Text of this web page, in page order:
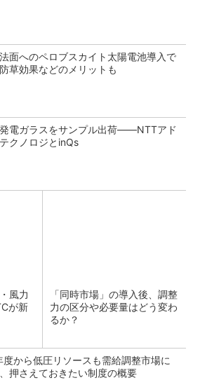
面へのペロブスカイト太陽電池導入で
草効果などのメリットも
電ガラスをサンプル出荷――NTTアド
クノロジとinQs
風力
が新
「同時市場」の導入後、調整
力の区分や必要量はどう変わ
るか？
から低圧リソースも需給調整市場に
押さえておきたい制度の概要